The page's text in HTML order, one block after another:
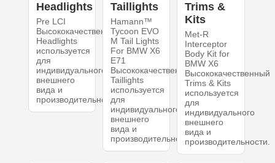
Headlights
Pre LCI
Высококачественный
Headlights
используется
для
индивидуального
внешнего
вида и
производительности.
Taillights
Hamann™
Tycoon EVO
M Tail Lights
For BMW X6
E71
Высококачественный
Taillights
используется
для
индивидуального
внешнего
вида и
производительности.
Trims &
Kits
Met-R
Interceptor
Body Kit for
BMW X6
Высококачественный
Trims & Kits
используется
для
индивидуального
внешнего
вида и
производительности.